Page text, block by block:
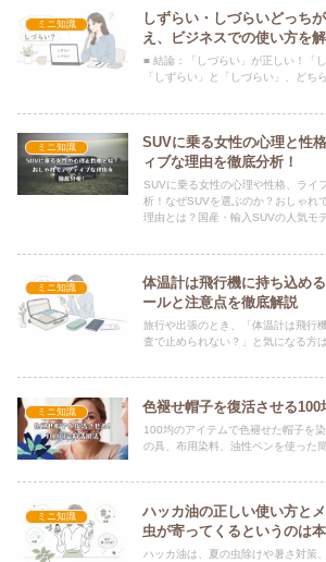
ミニ知識
しずらい・しづらいどっち
え、ビジネスでの使い方を
■ 結論：「しづらい」が正しい！「
「しずらい」と「しづらい」、どち
ミニ知識
SUVに乗る女性の心理と性
ィブな理由を徹底分析！
SUVに乗る女性の心理や性格、ライ
析！なぜSUVを選ぶのか？おしゃれ
理由とは？国産・輸入SUVの人気モ
ミニ知識
体温計は飛行機に持ち込め
ールと注意点を徹底解説
旅行や出張のとき、「体温計は飛行
査で止められない？」と気になる方
ミニ知識 色褪せ帽子を復活させる100
100均のアイテムで色褪せた帽子を
の具、布用染料、油性ペンを使った
ミニ知識
ハッカ油の正しい使い方と
虫が寄ってくるというのは
ハッカ油は、夏の虫除けや暑さ対策